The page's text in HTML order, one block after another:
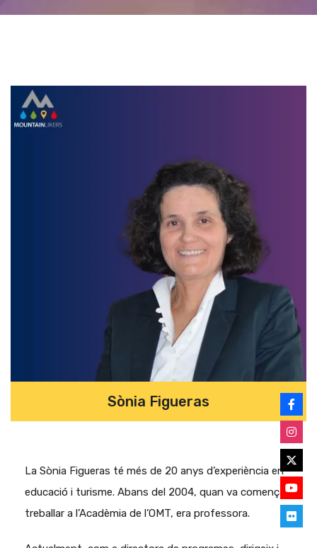
Sònia Figueras
La Sònia Figueras té més de 20 anys d’experiència en
educació i turisme. Abans del 2004, quan va començar a
treballar a l’Acadèmia de l’OMT, era professora.